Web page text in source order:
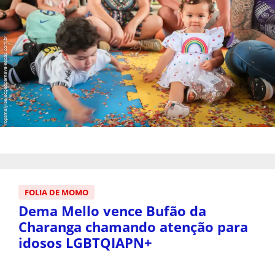
FOLIA DE MOMO
Dema Mello vence Bufão da
Charanga chamando atenção para
idosos LGBTQIAPN+